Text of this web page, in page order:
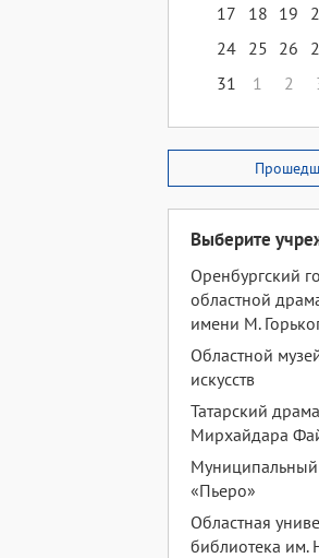
17
18 19
24 25 26
31
1 2
Выберите
Оренбургский
областной
имени М.
Областной
искусств
Татарский
Мирхайдара
Муниципальный
«Пьеро»
Областная
библиотека им.